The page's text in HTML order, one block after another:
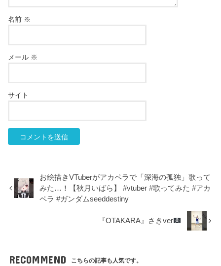
名前 ※
メール ※
サイト
お絵描きVTuberがアカペラで「深海の孤独」歌って
みた…！【秋月いばら】 #vtuber #歌ってみた #アカ
ペラ #ガンダムseeddestiny
『OTAKARA』さきver
RECOMMEND こちらの記事も人気です。